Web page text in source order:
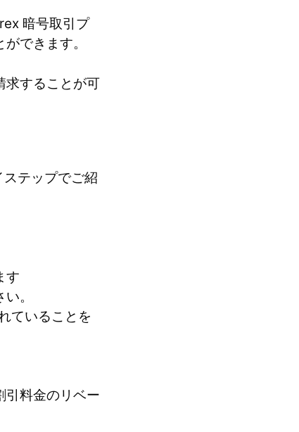
暗号取引プ
できます。
求することが可
テップでご紹
す
。
ていることを
引料金のリベー